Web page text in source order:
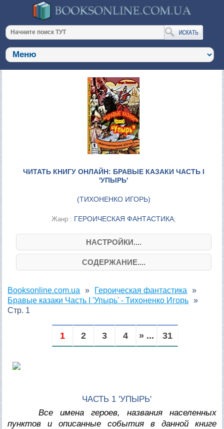
ЧИТАТЬ КНИГУ ОНЛАЙН: БРАВЫЕ КАЗАКИ ЧАСТЬ I
'УПЫРЬ'
(ТИХОНЕНКО ИГОРЬ)
Жанр : ГЕРОИЧЕСКАЯ ФАНТАСТИКА;
НАСТРОЙКИ....
СОДЕРЖАНИЕ....
Booksonline.com.ua
Героическая фантастика
Бравые казаки Часть I 'Упырь' - Тихоненко Игорь
Стр. 1
1 2 3 4 » ... 31
ЧАСТЬ 1 'УПЫРЬ'
Все имена героев, названия населенных
пунктов и описанные события в данной книге